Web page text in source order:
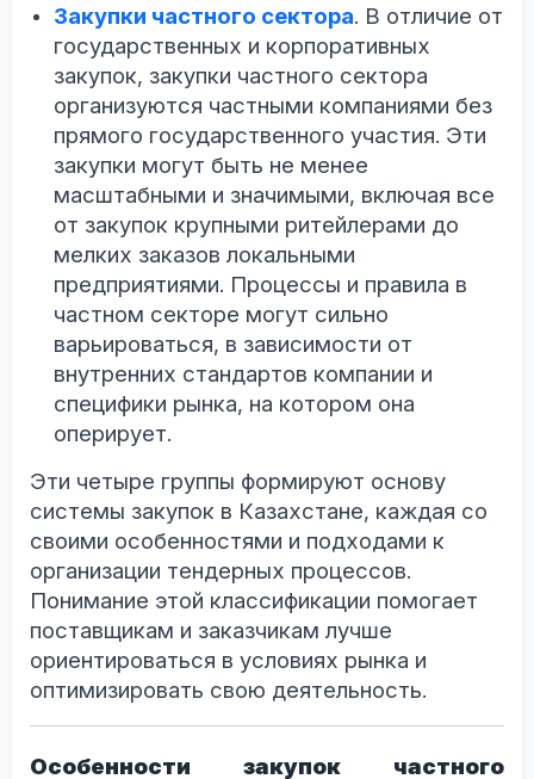
Закупки частного сектора. В отличие от
государственных и корпоративных
закупок, закупки частного сектора
организуются частными компаниями без
прямого государственного участия. Эти
закупки могут быть не менее
масштабными и значимыми, включая все
от закупок крупными ритейлерами до
мелких заказов локальными
предприятиями. Процессы и правила в
частном секторе могут сильно
варьироваться, в зависимости от
внутренних стандартов компании и
специфики рынка, на котором она
оперирует.
Эти четыре группы формируют основу
системы закупок в Казахстане, каждая со
своими особенностями и подходами к
организации тендерных процессов.
Понимание этой классификации помогает
поставщикам и заказчикам лучше
ориентироваться в условиях рынка и
оптимизировать свою деятельность.
Особенности закупок частного